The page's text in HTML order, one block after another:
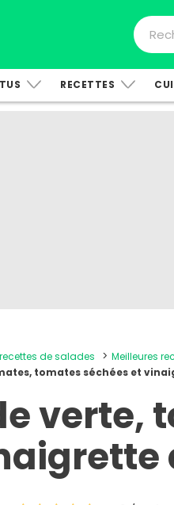
RECETTES
de salades Meilleures
tomates séchées et
verte,